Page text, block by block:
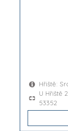
Hřiště:
U Hřiště
53352